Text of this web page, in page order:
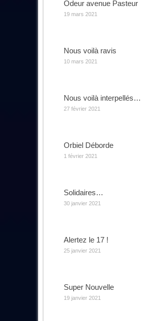
Odeur avenue Pasteur
19 mars 2021
Nous voilà ravis
10 mars 2021
Nous voilà interpellés…
27 février 2021
Orbiel Déborde
1 février 2021
Solidaires…
30 janvier 2021
Alertez le 17 !
25 janvier 2021
Super Nouvelle
19 janvier 2021